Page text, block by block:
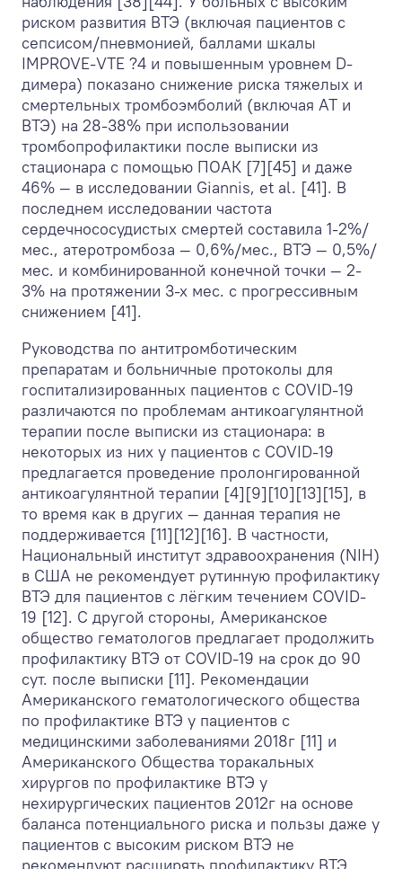
риском развития ВТЭ (включая пациентов с
сепсисом/пневмонией, баллами шкалы
IMPROVE-VTE ?4 и повышенным уровнем D-
димера) показано снижение риска тяжелых и
смертельных тромбоэмболий (включая АТ и
ВТЭ) на 28-38% при использовании
тромбопрофилактики после выписки из
стационара с помощью ПОАК [7][45] и даже
46% — в исследовании Giannis, et al. [41]. В
последнем исследовании частота
сердечнососудистых смертей составила 1-2%/
мес., атеротромбоза — 0,6%/мес., ВТЭ — 0,5%/
мес. и комбинированной конечной точки — 2-
3% на протяжении 3-х мес. с прогрессивным
снижением [41].
Руководства по антитромботическим
препаратам и больничные протоколы для
госпитализированных пациентов с COVID-19
различаются по проблемам антикоагулянтной
терапии после выписки из стационара: в
некоторых из них у пациентов с COVID-19
предлагается проведение пролонгированной
антикоагулянтной терапии [4][9][10][13][15], в
то время как в других — данная терапия не
поддерживается [11][12][16]. В частности,
Национальный институт здравоохранения (NIH)
в США не рекомендует рутинную профилактику
ВТЭ для пациентов с лёгким течением COVID-
19 [12]. С другой стороны, Американское
общество гематологов предлагает продолжить
профилактику ВТЭ от COVID-19 на срок до 90
сут. после выписки [11]. Рекомендации
Американского гематологического общества
по профилактике ВТЭ у пациентов с
медицинскими заболеваниями 2018г [11] и
Американского Общества торакальных
хирургов по профилактике ВТЭ у
нехирургических пациентов 2012г на основе
баланса потенциального риска и пользы даже у
пациентов с высоким риском ВТЭ не